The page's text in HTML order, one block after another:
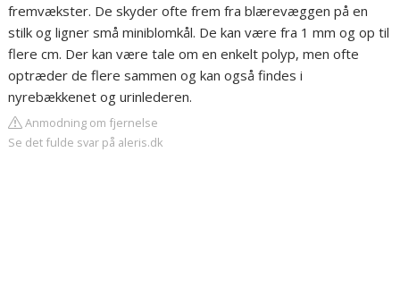
fremvækster. De skyder ofte frem fra blærevæggen på en
stilk og ligner små miniblomkål. De kan være fra 1 mm og op til
flere cm. Der kan være tale om en enkelt polyp, men ofte
optræder de flere sammen og kan også findes i
nyrebækkenet og urinlederen.
Anmodning om fjernelse
Se det fulde svar på aleris.dk